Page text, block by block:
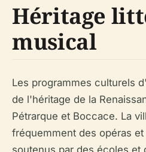
Héritage
musical
Les programmes culturels
de l'héritage de la
Pétrarque et Boccace. La
fréquemment des opéras
soutenus par des écoles et